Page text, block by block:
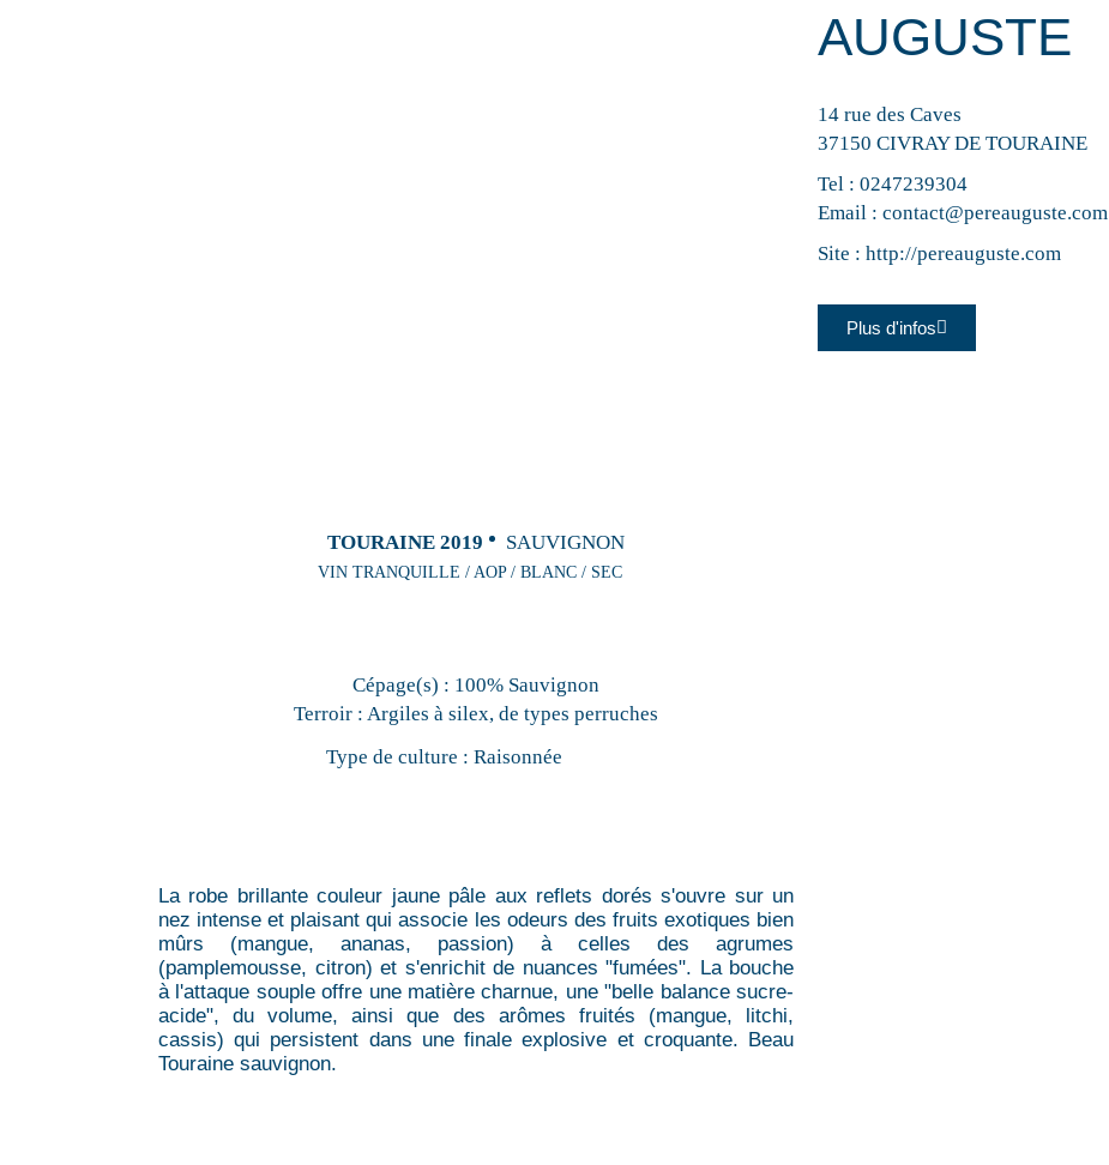
TOURAINE 2019 SAUVIGNON
VIN TRANQUILLE / AOP / BLANC / SEC
Cépage(s) : 100% Sauvignon
Terroir : Argiles à silex, de types perruches
Type de culture : Raisonnée
La robe brillante couleur jaune pâle aux reflets dorés s'ouvre sur un
nez intense et plaisant qui associe les odeurs des fruits exotiques bien
mûrs (mangue, ananas, passion) à celles des agrumes
(pamplemousse, citron) et s'enrichit de nuances "fumées". La bouche
à l'attaque souple offre une matière charnue, une "belle balance sucre-
acide", du volume, ainsi que des arômes fruités (mangue, litchi,
cassis) qui persistent dans une finale explosive et croquante. Beau
Touraine sauvignon.
AUGUSTE
14 rue des Caves
37150 CIVRAY DE TOURAINE
Tel : 0247239304
Email : contact@pereauguste.com
Site : http://pereauguste.com
Plus d'infos